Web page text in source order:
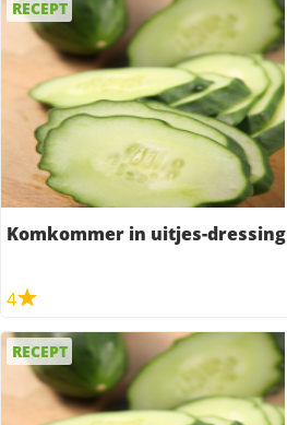
RECEPT
Komkommer in uitjes-dressing
4
RECEPT